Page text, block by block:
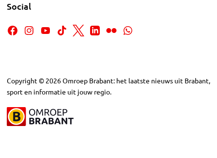
Social
Copyright © 2026Omroep Brabant: het laatste nieuws uit Brabant,
sport en informatie uit jouw regio.